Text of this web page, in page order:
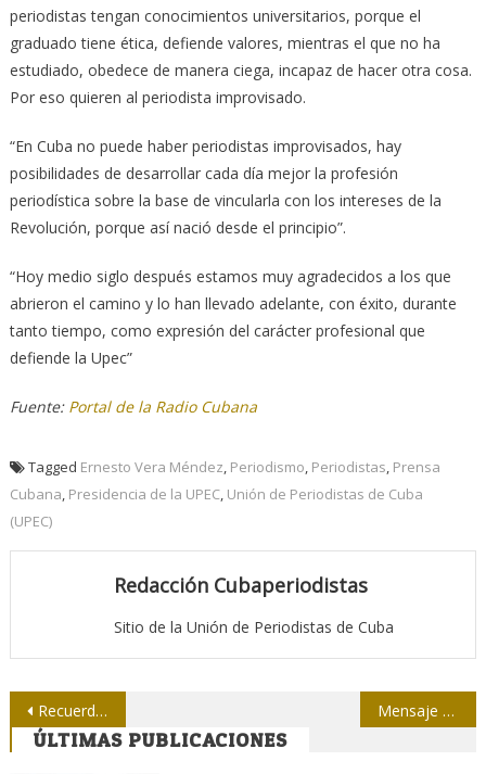
periodistas tengan conocimientos universitarios, porque el
graduado tiene ética, defiende valores, mientras el que no ha
estudiado, obedece de manera ciega, incapaz de hacer otra cosa.
Por eso quieren al periodista improvisado.
“En Cuba no puede haber periodistas improvisados, hay
posibilidades de desarrollar cada día mejor la profesión
periodística sobre la base de vincularla con los intereses de la
Revolución, porque así nació desde el principio”.
“Hoy medio siglo después estamos muy agradecidos a los que
abrieron el camino y lo han llevado adelante, con éxito, durante
tanto tiempo, como expresión del carácter profesional que
defiende la Upec”
Fuente: Portal de la Radio Cubana
Tagged Ernesto Vera Méndez, Periodismo, Periodistas, Prensa
Cubana, Presidencia de la UPEC, Unión de Periodistas de Cuba
(UPEC)
Redacción Cubaperiodistas
Sitio de la Unión de Periodistas de Cuba
Navegación
de
Recuerdos de Ernesto Vera, maestro de periodistas Mensaje de la Felap por fallecimiento de Ernesto Vera
ÚLTIMAS PUBLICACIONES